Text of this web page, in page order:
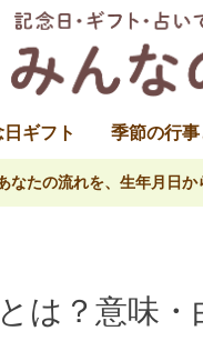
ギフト 季節の行
なたの流れを、生年月日
は？意味